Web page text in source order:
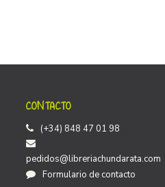
CONTACTO
(+34) 848 47 01 98
pedidos@libreriachundarata.com
Formulario de contacto